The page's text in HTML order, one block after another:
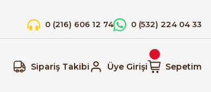
0 (216) 606 12 74 0 (532) 224 04 33
Sipariş Takibi Üye Girişi Sepetim